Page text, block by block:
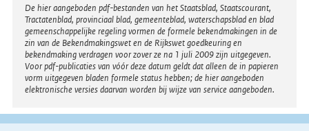
g
Disclaimer
De hier aangeboden pdf-bestanden van het Staatsblad, Staatscourant,
Tractatenblad, provinciaal blad, gemeenteblad, waterschapsblad en blad
gemeenschappelijke regeling vormen de formele bekendmakingen in de
zin van de Bekendmakingswet en de Rijkswet goedkeuring en
bekendmaking verdragen voor zover ze na 1 juli 2009 zijn uitgegeven.
Voor pdf-publicaties van vóór deze datum geldt dat alleen de in papieren
vorm uitgegeven bladen formele status hebben; de hier aangeboden
elektronische versies daarvan worden bij wijze van service aangeboden.